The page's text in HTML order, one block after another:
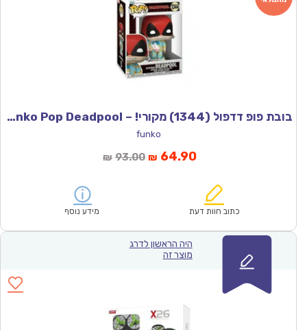
בובת פופ דדפול (1344) מקורי! – Funko Pop Deadpool
funko
₪ 93.00המחיר
₪93.00.
₪ 64.90המחיר
הוא:
כתוב חוות דעת מידע נוסף
היה הראשון לדרג
מוצר זה